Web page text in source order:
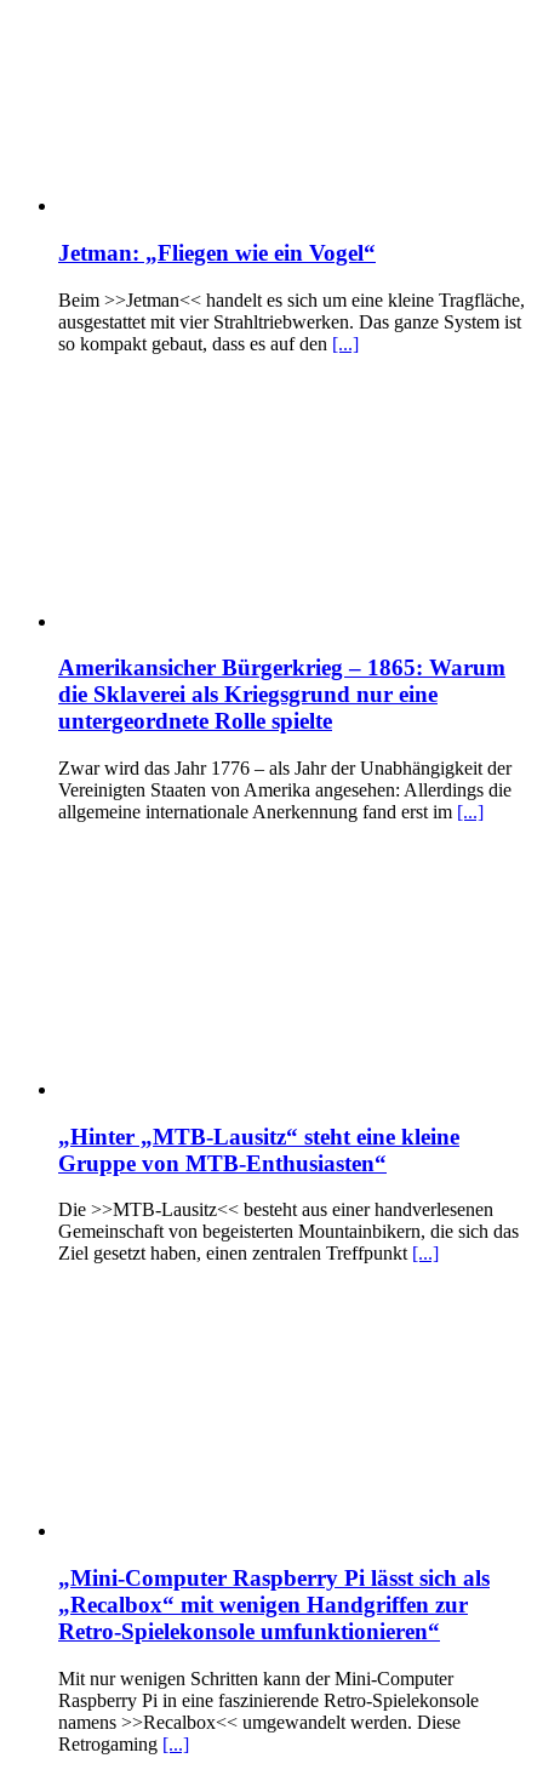
Jetman: „Fliegen wie ein Vogel“
Beim >>Jetman<< handelt es sich um eine kleine Tragfläche,
ausgestattet mit vier Strahltriebwerken. Das ganze System ist
so kompakt gebaut, dass es auf den [...]
Amerikansicher Bürgerkrieg – 1865: Warum
die Sklaverei als Kriegsgrund nur eine
untergeordnete Rolle spielte
Zwar wird das Jahr 1776 – als Jahr der Unabhängigkeit der
Vereinigten Staaten von Amerika angesehen: Allerdings die
allgemeine internationale Anerkennung fand erst im [...]
„Hinter „MTB-Lausitz“ steht eine kleine
Gruppe von MTB-Enthusiasten“
Die >>MTB-Lausitz<< besteht aus einer handverlesenen
Gemeinschaft von begeisterten Mountainbikern, die sich das
Ziel gesetzt haben, einen zentralen Treffpunkt [...]
„Mini-Computer Raspberry Pi lässt sich als
„Recalbox“ mit wenigen Handgriffen zur
Retro-Spielekonsole umfunktionieren“
Mit nur wenigen Schritten kann der Mini-Computer
Raspberry Pi in eine faszinierende Retro-Spielekonsole
namens >>Recalbox<< umgewandelt werden. Diese
Retrogaming [...]